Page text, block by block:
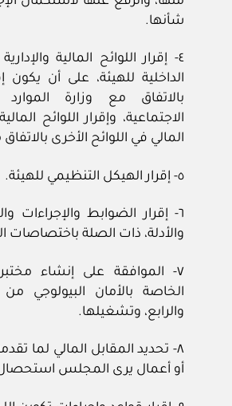
شأنها.
٤- إقرار اللوائح المالية
الداخلية للهيئة، على أن يكون
بالاتفاق مع وزارة الموارد
الاجتماعية، وإقرار اللوائح
المالي في اللوائح الأخرى
٥- إقرار الهيكل التنظيمي للهيئة.
٦- إقرار الضوابط والإجراءات
والأدلة، ذات الصلة باختصاصات
٧- الموافقة على إنشاء
الخاصة بالأمان البيولوجي
والرابع، وتشغيلها.
٨- تحديد المقابل المالي لما
أو أعمال يرى المجلس استحصال